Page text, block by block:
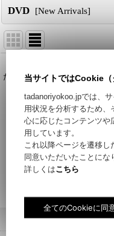
DVD [New Arrivals]
表示数:
並び順:
ただいま準備中です。今しば
ホーム / Home
当サイトではCookie
tadanoriyokoo.jpでは、
用状況を分析するため、
心に応じたコンテンツや
用しています。
これ以降ページを遷移し
同意いただいたことにな
詳しくはこちら